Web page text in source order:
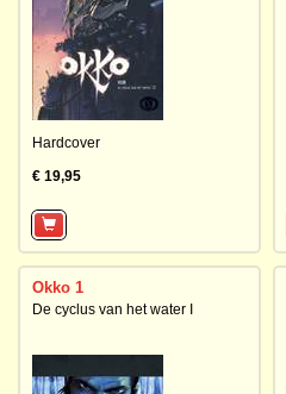
Hardcover
€ 19,95
Okko 1
De cyclus van het water I